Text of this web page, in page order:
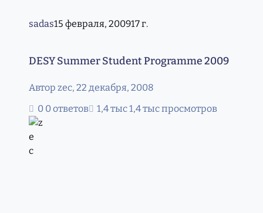
sadas15 февраля, 200917 г.
DESY Summer Student Programme 2009
Автор zec, 22 декабря, 2008
0 ответов
1,4 тыс просмотров